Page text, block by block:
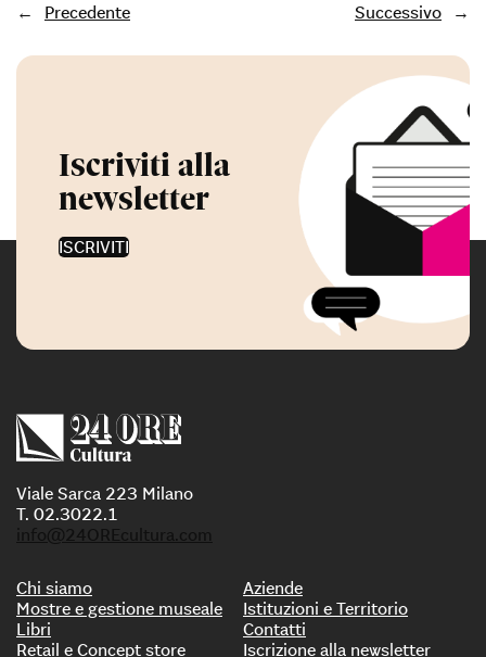
← Precedente Successivo →
Iscriviti alla
newsletter
ISCRIVITI
Viale Sarca 223 Milano
T. 02.3022.1
info@24OREcultura.com
Chi siamo
Mostre e gestione museale
Libri
Retail e Concept store
Aziende
Istituzioni e Territorio
Contatti
Iscrizione alla newsletter